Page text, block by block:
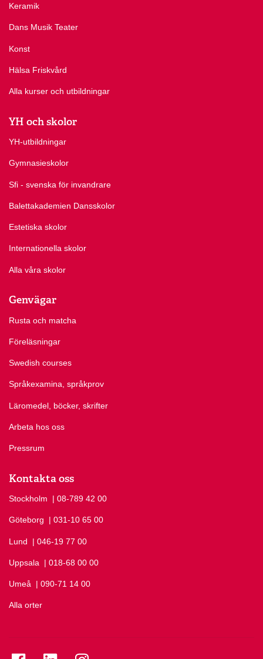
Keramik
Dans Musik Teater
Konst
Hälsa Friskvård
Alla kurser och utbildningar
YH och skolor
YH-utbildningar
Gymnasieskolor
Sfi - svenska för invandrare
Balettakademien Dansskolor
Estetiska skolor
Internationella skolor
Alla våra skolor
Genvägar
Rusta och matcha
Föreläsningar
Swedish courses
Språkexamina, språkprov
Läromedel, böcker, skrifter
Arbeta hos oss
Pressrum
Kontakta oss
Stockholm Ring Stockholm på
| 08-789 42 00
Göteborg Ring Göteborg på
| 031-10 65 00
Lund Ring Lund på
| 046-19 77 00
Uppsala Ring Uppsala på
| 018-68 00 00
Umeå Ring Umeå på
| 090-71 14 00
Alla orter
Se folkuniversitetet på Facebook
Se folkuniversitetet på LinkedIn